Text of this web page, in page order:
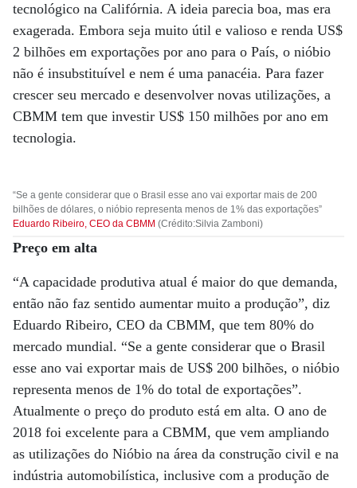
tecnológico na Califórnia. A ideia parecia boa, mas era
exagerada. Embora seja muito útil e valioso e renda US$
2 bilhões em exportações por ano para o País, o nióbio
não é insubstituível e nem é uma panacéia. Para fazer
crescer seu mercado e desenvolver novas utilizações, a
CBMM tem que investir US$ 150 milhões por ano em
tecnologia.
“Se a gente considerar que o Brasil esse ano vai exportar mais de 200
bilhões de dólares, o nióbio representa menos de 1% das exportações”
Eduardo Ribeiro, CEO da CBMM (Crédito:Silvia Zamboni)
Preço em alta
“A capacidade produtiva atual é maior do que demanda,
então não faz sentido aumentar muito a produção”, diz
Eduardo Ribeiro, CEO da CBMM, que tem 80% do
mercado mundial. “Se a gente considerar que o Brasil
esse ano vai exportar mais de US$ 200 bilhões, o nióbio
representa menos de 1% do total de exportações”.
Atualmente o preço do produto está em alta. O ano de
2018 foi excelente para a CBMM, que vem ampliando
as utilizações do Nióbio na área da construção civil e na
indústria automobilística, inclusive com a produção de